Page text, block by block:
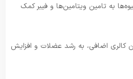
به تامین ویتامین‌ها و فیبر کمک
کالری اضافی، به رشد عضلات و افزایش